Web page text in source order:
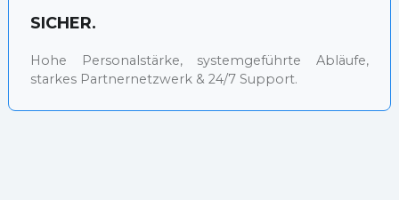
SICHER.
Hohe Personalstärke, systemgeführte Abläufe,
starkes Partnernetzwerk & 24/7 Support.